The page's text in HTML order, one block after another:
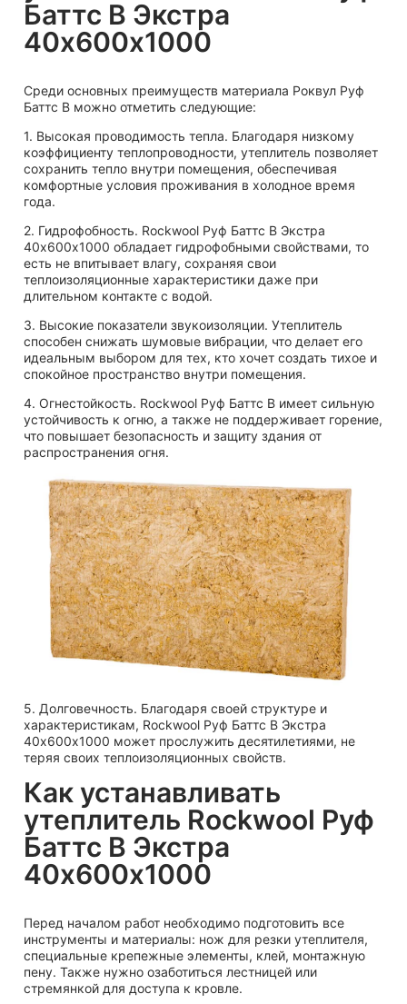
Баттс В Экстра
40х600х1000
Среди основных преимуществ материала Роквул Руф
Баттс B можно отметить следующие:
1. Высокая проводимость тепла. Благодаря низкому
коэффициенту теплопроводности, утеплитель позволяет
сохранить тепло внутри помещения, обеспечивая
комфортные условия проживания в холодное время
года.
2. Гидрофобность. Rockwool Руф Баттс В Экстра
40х600х1000 обладает гидрофобными свойствами, то
есть не впитывает влагу, сохраняя свои
теплоизоляционные характеристики даже при
длительном контакте с водой.
3. Высокие показатели звукоизоляции. Утеплитель
способен снижать шумовые вибрации, что делает его
идеальным выбором для тех, кто хочет создать тихое и
спокойное пространство внутри помещения.
4. Огнестойкость. Rockwool Руф Баттс В имеет сильную
устойчивость к огню, а также не поддерживает горение,
что повышает безопасность и защиту здания от
распространения огня.
5. Долговечность. Благодаря своей структуре и
характеристикам, Rockwool Руф Баттс В Экстра
40х600х1000 может прослужить десятилетиями, не
теряя своих теплоизоляционных свойств.
Как устанавливать
утеплитель Rockwool Руф
Баттс В Экстра
40х600х1000
Перед началом работ необходимо подготовить все
инструменты и материалы: нож для резки утеплителя,
специальные крепежные элементы, клей, монтажную
пену. Также нужно озаботиться лестницей или
стремянкой для доступа к кровле.